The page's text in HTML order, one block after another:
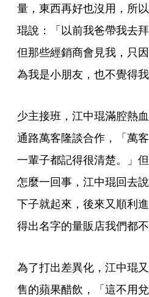
量，東西再好也沒用，所
琨說：「以前我爸帶我去
但那些經銷商會見我，只
為我是小朋友，也不覺得我
少主接班，江中琨滿腔熱
通路萬客隆談合作，「萬
一輩子都記得很清楚。」
怎麼一回事，江中琨回去
下子就起來，後來又順利
得出名字的量販店我們都不
為了打出差異化，江中琨
售的蘋果醋飲，「這不用